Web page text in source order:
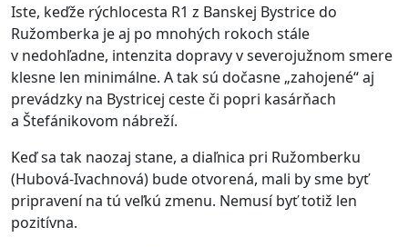
Iste, keďže rýchlocesta R1 z Banskej Bystrice do
Ružomberka je aj po mnohých rokoch stále
v nedohľadne, intenzita dopravy v severojužnom smere
klesne len minimálne. A tak sú dočasne „zahojené“ aj
prevádzky na Bystricej ceste či popri kasárňach
a Štefánikovom nábreží.
Keď sa tak naozaj stane, a diaľnica pri Ružomberku
(Hubová-Ivachnová) bude otvorená, mali by sme byť
pripravení na tú veľkú zmenu. Nemusí byť totiž len
pozitívna.